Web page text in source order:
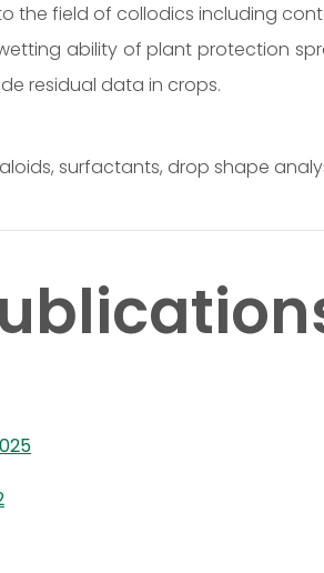
the field of collodics including
ability of plant protection
residual data in crops.
surfactants, drop shape